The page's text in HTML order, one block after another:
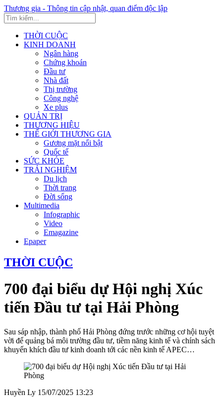
Thương gia - Thông tin cập nhật, quan điểm độc lập
THỜI CUỘC
KINH DOANH
Ngân hàng
Chứng khoán
Đầu tư
Nhà đất
Thị trường
Công nghệ
Xe plus
QUẢN TRỊ
THƯƠNG HIỆU
THẾ GIỚI THƯƠNG GIA
Gương mặt nổi bật
Quốc tế
SỨC KHỎE
TRẢI NGHIỆM
Du lịch
Thời trang
Đời sống
Multimedia
Infographic
Video
Emagazine
Epaper
THỜI CUỘC
700 đại biểu dự Hội nghị Xúc
tiến Đầu tư tại Hải Phòng
Sau sáp nhập, thành phố Hải Phòng đứng trước những cơ hội tuyệt
vời để quảng bá môi trường đầu tư, tiềm năng kinh tế và chính sách
khuyến khích đầu tư kinh doanh tới các nền kinh tế APEC…
Huyền Ly 15/07/2025 13:23